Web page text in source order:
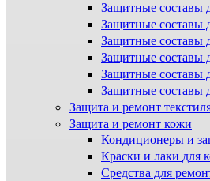
Защитные составы
Защитные составы
Защитные составы
Защитные составы
Защитные составы
Защитные составы
Защита и ремонт
Защита и ремонт кожи
Кондиционеры и
Краски и лаки для
Средства для